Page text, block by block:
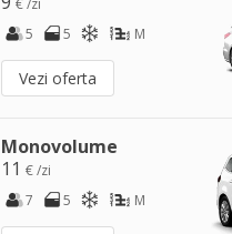
5
5 M
Vezi oferta
Monovolume
11 € /zi
7
5 M